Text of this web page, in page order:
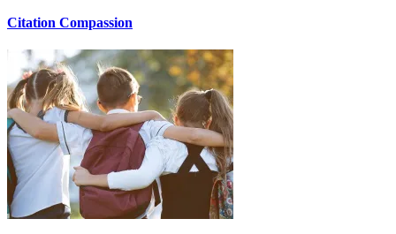
Citation Compassion